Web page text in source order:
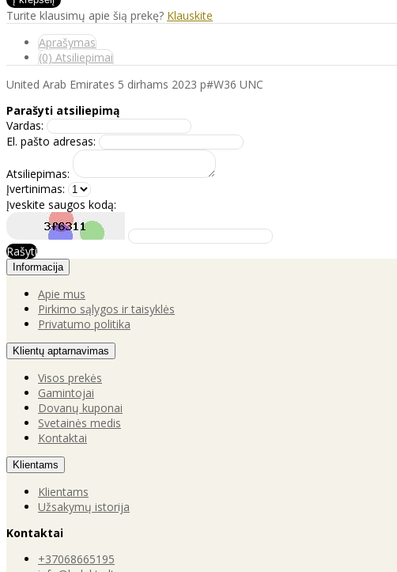
Turite klausimų apie šią prekę? Klauskite
Aprašymas
(0) Atsiliepimai
United Arab Emirates 5 dirhams 2023 p#W36 UNC
Parašyti atsiliepimą
Vardas:
El. pašto adresas:
Atsiliepimas:
Įvertinimas:
Įveskite saugos kodą:
Rašyti
Informacija
Apie mus
Pirkimo sąlygos ir taisyklės
Privatumo politika
Klientų aptarnavimas
Visos prekės
Gamintojai
Dovanų kuponai
Svetainės medis
Kontaktai
Klientams
Klientams
Užsakymų istorija
Kontaktai
+37068665195